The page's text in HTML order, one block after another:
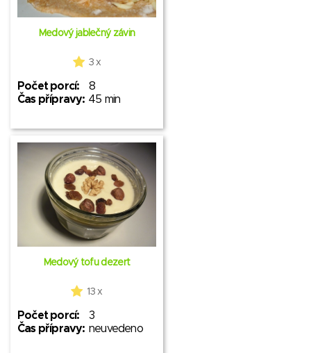
Medový jablečný závin
3 x
Počet porcí:
8
Čas přípravy: 45 min
Medový tofu dezert
13 x
Počet porcí:
3
Čas přípravy: neuvedeno